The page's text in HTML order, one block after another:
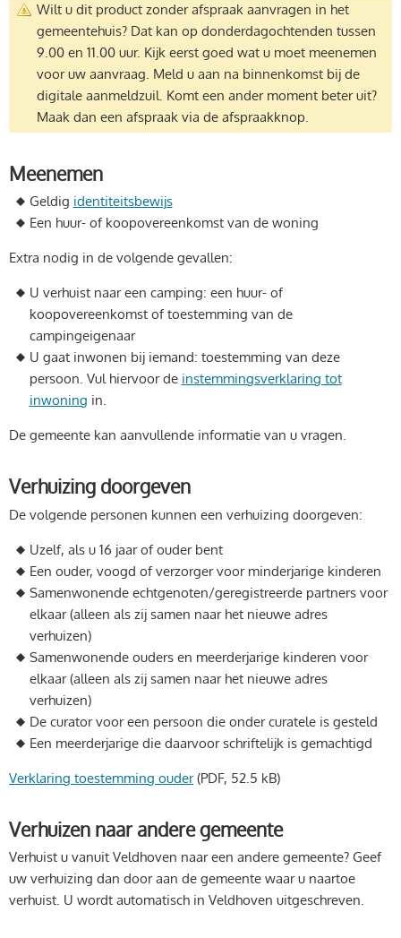
Wilt u dit product zonder afspraak aanvragen in het
gemeentehuis? Dat kan op donderdagochtenden tussen
9.00 en 11.00 uur. Kijk eerst goed wat u moet meenemen
voor uw aanvraag. Meld u aan na binnenkomst bij de
digitale aanmeldzuil. Komt een ander moment beter uit?
Maak dan een afspraak via de afspraakknop.
Meenemen
Geldig identiteitsbewijs
Een huur- of koopovereenkomst van de woning
Extra nodig in de volgende gevallen:
U verhuist naar een camping: een huur- of
koopovereenkomst of toestemming van de
campingeigenaar
U gaat inwonen bij iemand: toestemming van deze
persoon. Vul hiervoor de instemmingsverklaring tot
inwoning in.
De gemeente kan aanvullende informatie van u vragen.
Verhuizing doorgeven
De volgende personen kunnen een verhuizing doorgeven:
Uzelf, als u 16 jaar of ouder bent
Een ouder, voogd of verzorger voor minderjarige kinderen
Samenwonende echtgenoten/geregistreerde partners voor
elkaar (alleen als zij samen naar het nieuwe adres
verhuizen)
Samenwonende ouders en meerderjarige kinderen voor
elkaar (alleen als zij samen naar het nieuwe adres
verhuizen)
De curator voor een persoon die onder curatele is gesteld
Een meerderjarige die daarvoor schriftelijk is gemachtigd
Verklaring toestemming ouder (PDF, 52.5 kB)
Verhuizen naar andere gemeente
Verhuist u vanuit Veldhoven naar een andere gemeente? Geef
uw verhuizing dan door aan de gemeente waar u naartoe
verhuist. U wordt automatisch in Veldhoven uitgeschreven.